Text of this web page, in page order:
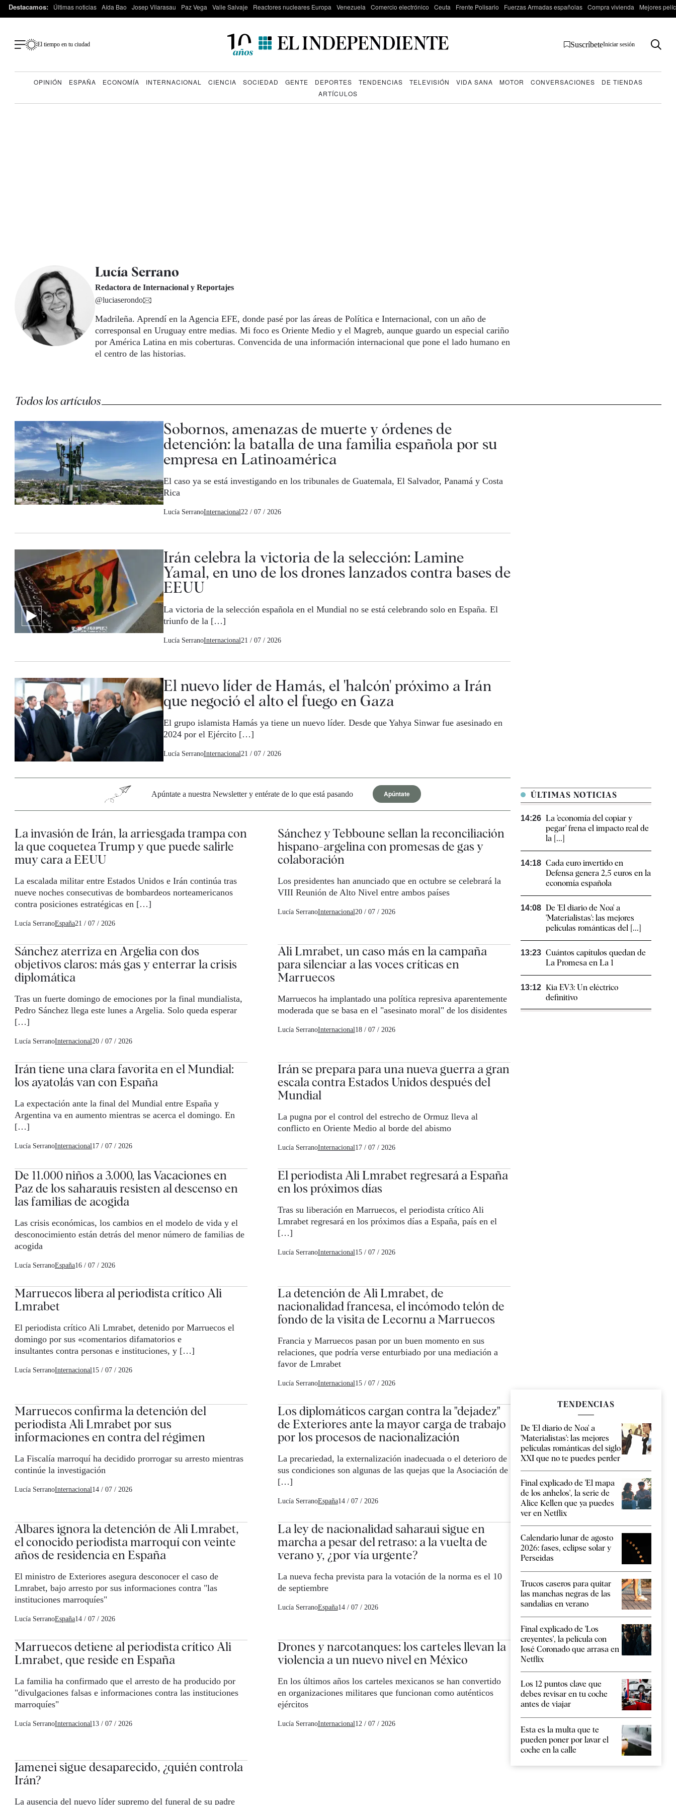
Destacamos: Últimas noticias Aída Bao Josep Vilarasau Paz Vega Valle Salvaje Reactores nucleares Europa Venezuela Comercio electrónico Ceuta Frente Polisario Fuerzas Armadas españolas Compra vivienda Mejores
El tiempo en tu ciudad SuscríbeteIniciar sesión
OPINIÓN ESPAÑA ECONOMÍA INTERNACIONAL CIENCIA SOCIEDAD GENTE DEPORTES TENDENCIAS TELEVISIÓN VIDA SANA MOTOR CONVERSACIONES
DE TIENDAS
ARTÍCULOS
Lucía Serrano
Redactora de Internacional y Reportajes
@luciaserondo
Madrileña. Aprendí en la Agencia EFE, donde pasé por las áreas de Política e Internacional, con un año de
corresponsal en Uruguay entre medias. Mi foco es Oriente Medio y el Magreb, aunque guardo un especial cariño
por América Latina en mis coberturas. Convencida de una información internacional que pone el lado humano en
el centro de las historias.
Todos los artículos
Sobornos, amenazas de muerte y órdenes de
detención: la batalla de una familia española por su
empresa en Latinoamérica
El caso ya se está investigando en los tribunales de Guatemala, El Salvador, Panamá y Costa
Rica
Lucía SerranoInternacional22 / 07 / 2026
Irán celebra la victoria de la selección: Lamine
Yamal, en uno de los drones lanzados contra bases de
EEUU
La victoria de la selección española en el Mundial no se está celebrando solo en España. El
triunfo de la […]
Lucía SerranoInternacional21 / 07 / 2026
El nuevo líder de Hamás, el 'halcón' próximo a Irán
que negoció el alto el fuego en Gaza
El grupo islamista Hamás ya tiene un nuevo líder. Desde que Yahya Sinwar fue asesinado en
2024 por el Ejército […]
Lucía SerranoInternacional21 / 07 / 2026
Apúntate a nuestra Newsletter y entérate de lo que está pasando Apúntate
La invasión de Irán, la arriesgada trampa con
la que coquetea Trump y que puede salirle
muy cara a EEUU
La escalada militar entre Estados Unidos e Irán continúa tras
nueve noches consecutivas de bombardeos norteamericanos
contra posiciones estratégicas en […]
Lucía SerranoEspaña21 / 07 / 2026
Sánchez y Tebboune sellan la reconciliación
hispano-argelina con promesas de gas y
colaboración
Los presidentes han anunciado que en octubre se celebrará la
VIII Reunión de Alto Nivel entre ambos países
Lucía SerranoInternacional 20 / 07 / 2026
Sánchez aterriza en Argelia con dos
objetivos claros: más gas y enterrar la crisis
diplomática
Tras un fuerte domingo de emociones por la final mundialista,
Pedro Sánchez llega este lunes a Argelia. Solo queda esperar
[…]
Lucía SerranoInternacional 20 / 07 / 2026
Ali Lmrabet, un caso más en la campaña
para silenciar a las voces críticas en
Marruecos
Marruecos ha implantado una política represiva aparentemente
moderada que se basa en el "asesinato moral" de los disidentes
Lucía SerranoInternacional 18 / 07 / 2026
Irán tiene una clara favorita en el Mundial:
los ayatolás van con España
La expectación ante la final del Mundial entre España y
Argentina va en aumento mientras se acerca el domingo. En
[…]
Lucía SerranoInternacional 17 / 07 / 2026
Irán se prepara para una nueva guerra a gran
escala contra Estados Unidos después del
Mundial
La pugna por el control del estrecho de Ormuz lleva al
conflicto en Oriente Medio al borde del abismo
Lucía SerranoInternacional 17 / 07 / 2026
De 11.000 niños a 3.000, las Vacaciones en
Paz de los saharauis resisten al descenso en
las familias de acogida
Las crisis económicas, los cambios en el modelo de vida y el
desconocimiento están detrás del menor número de familias de
acogida
Lucía SerranoEspaña16 / 07 / 2026
El periodista Ali Lmrabet regresará a España
en los próximos días
Tras su liberación en Marruecos, el periodista crítico Ali
Lmrabet regresará en los próximos días a España, país en el
[…]
Lucía SerranoInternacional 15 / 07 / 2026
Marruecos libera al periodista crítico Ali
Lmrabet
El periodista crítico Ali Lmrabet, detenido por Marruecos el
domingo por sus «comentarios difamatorios e
insultantes contra personas e instituciones, y […]
Lucía SerranoInternacional 15 / 07 / 2026
La detención de Ali Lmrabet, de
nacionalidad francesa, el incómodo telón de
fondo de la visita de Lecornu a Marruecos
Francia y Marruecos pasan por un buen momento en sus
relaciones, que podría verse enturbiado por una mediación a
favor de Lmrabet
Lucía SerranoInternacional 15 / 07 / 2026
Marruecos confirma la detención del
periodista Ali Lmrabet por sus
informaciones en contra del régimen
La Fiscalía marroquí ha decidido prorrogar su arresto mientras
continúe la investigación
Lucía SerranoInternacional 14 / 07 / 2026
Los diplomáticos cargan contra la "dejadez"
de Exteriores ante la mayor carga de trabajo
por los procesos de nacionalización
La precariedad, la externalización inadecuada o el deterioro de
sus condiciones son algunas de las quejas que la Asociación de
[…]
Lucía SerranoEspaña14 / 07 / 2026
Albares ignora la detención de Ali Lmrabet,
el conocido periodista marroquí con veinte
años de residencia en España
El ministro de Exteriores asegura desconocer el caso de
Lmrabet, bajo arresto por sus informaciones contra "las
instituciones marroquíes"
Lucía SerranoEspaña14 / 07 / 2026
La ley de nacionalidad saharaui sigue en
marcha a pesar del retraso: a la vuelta de
verano y, ¿por vía urgente?
La nueva fecha prevista para la votación de la norma es el 10
de septiembre
Lucía SerranoEspaña14 / 07 / 2026
Marruecos detiene al periodista crítico Ali
Lmrabet, que reside en España
La familia ha confirmado que el arresto de ha producido por
"divulgaciones falsas e informaciones contra las instituciones
marroquíes"
Lucía SerranoInternacional 13 / 07 / 2026
Drones y narcotanques: los carteles llevan la
violencia a un nuevo nivel en México
En los últimos años los carteles mexicanos se han convertido
en organizaciones militares que funcionan como auténticos
ejércitos
Lucía SerranoInternacional 12 / 07 / 2026
Jamenei sigue desaparecido, ¿quién controla
Irán?
La ausencia del nuevo líder supremo del funeral de su padre
ÚLTIMAS NOTICIAS
14:26 La 'economía del copiar y
pegar' frena el impacto real de
la [...]
14:18 Cada euro invertido en
Defensa genera 2,5 euros en la
economía española
14:08 De 'El diario de Noa' a
'Materialistas': las mejores
películas románticas del [...]
13:23 Cuántos capítulos quedan de
La Promesa en La 1
13:12 Kia EV3: Un eléctrico
definitivo
TENDENCIAS
De 'El diario de Noa' a
'Materialistas': las mejores
películas románticas del siglo
XXI que no te puedes perder
Final explicado de 'El mapa
de los anhelos', la serie de
Alice Kellen que ya puedes
ver en Netflix
Calendario lunar de agosto
2026: fases, eclipse solar y
Perseidas
Trucos caseros para quitar
las manchas negras de las
sandalias en verano
Final explicado de 'Los
creyentes', la película con
José Coronado que arrasa en
Netflix
Los 12 puntos clave que
debes revisar en tu coche
antes de viajar
Esta es la multa que te
pueden poner por lavar el
coche en la calle